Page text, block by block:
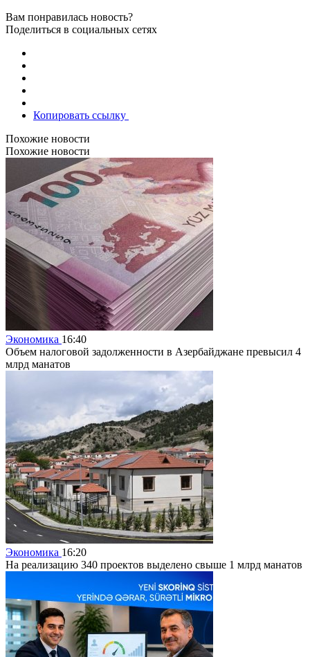
Вам понравилась новость?
Поделиться в социальных сетях
Копировать ссылку
Похожие новости
Похожие новости
Экономика 16:40
Объем налоговой задолженности в Азербайджане превысил 4
млрд манатов
Экономика 16:20
На реализацию 340 проектов выделено свыше 1 млрд манатов